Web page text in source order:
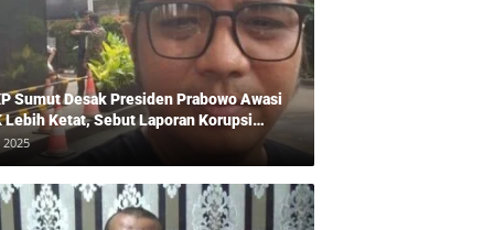
Sumut Desak Presiden Prabowo Awasi
Lebih Ketat, Sebut Laporan Korupsi
2025